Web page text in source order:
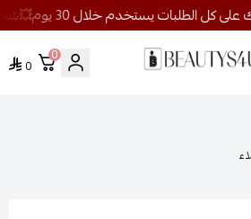
الجمال
0
0